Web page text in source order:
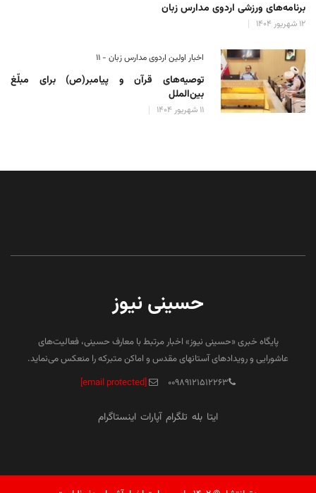
برنامه‌های ورزشی اردوی مدارس زبان
۱۲ شهریور ۱۴۰۴
اخبار اولین اردوی مدارس زبان - ۱۱
توصیه‌های قرآن و پیامبر(ص) برای مبلّغ
بین‌الملل
۱۱ شهریور ۱۴۰۴
حسینی نیوز
پایگاه خبری «حسینی نیوز» اخبار مرتبط با معارف حسینی، فعالیت‌های
عاشورایی و رویدادهای آستانهای مقدس و اماکن متبرکه را منعکس می‌نماید.
۰۰۹۸۹۱۲۱۵۱۲۲۶۳
[email protected]
ایتا بله تلگرام آپارات اینستاگرام